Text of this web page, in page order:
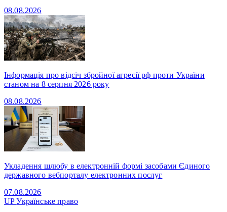
08.08.2026
Інформація про відсіч збройної агресії рф проти України
станом на 8 серпня 2026 року
08.08.2026
Укладення шлюбу в електронній формі засобами Єдиного
державного вебпорталу електронних послуг
07.08.2026
UPУкраїнське право